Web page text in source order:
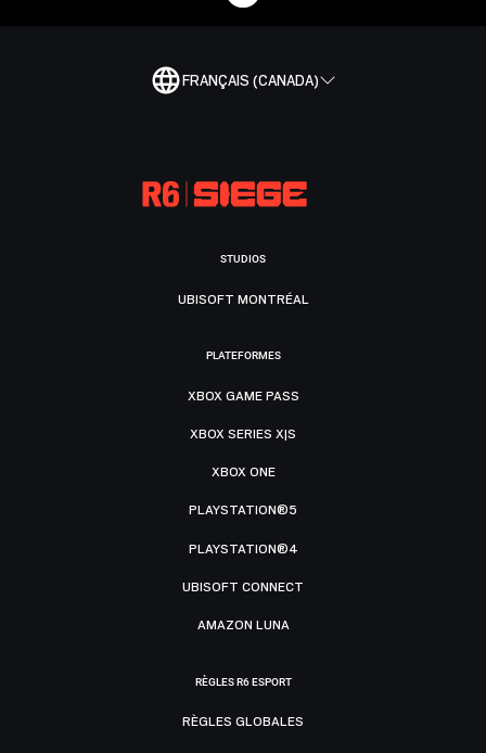
FRANÇAIS (CANADA)
STUDIOS
UBISOFT MONTRÉAL
PLATEFORMES
XBOX GAME PASS
XBOX SERIES X|S
XBOX ONE
PLAYSTATION®5
PLAYSTATION®4
UBISOFT CONNECT
AMAZON LUNA
RÈGLES R6 ESPORT
RÈGLES GLOBALES